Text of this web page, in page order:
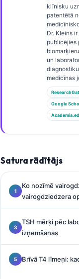
klīnisku
patentētā
Dr. Kleins ir
publicējies
un
medicīnas
Google
Satura rādītājs
Ko nozīmē
vairogdziedzera
TSH mērķi pēc
izņemšanas
Brīvā T4 līmeņi: